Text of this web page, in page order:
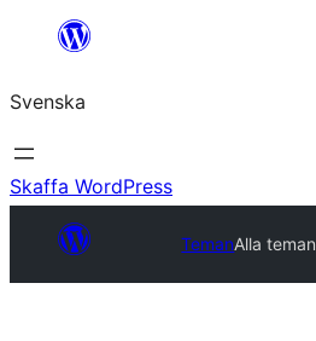
Hoppa
innehåll
Svenska
Skaffa WordPress
TemanAlla teman